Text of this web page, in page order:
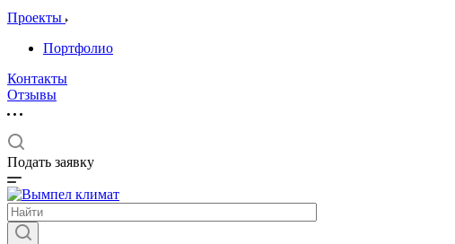
Проекты
Портфолио
Контакты
Отзывы
Подать заявку